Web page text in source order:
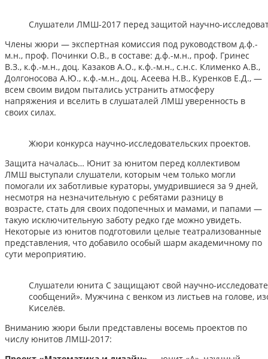
Слушатели ЛМШ-2017 перед защитой научно-
Члены жюри — экспертная комиссия под руководством д.ф.-
м.н., проф. Починки О.В., в составе: д.ф.-м.н., проф. Гринес
В.З., к.ф.-м.н., доц. Казаков А.О., к.ф.-м.н., с.н.с. Клименко А.В.,
Долгоносова А.Ю., к.ф.-м.н., доц. Асеева Н.В., Куренков Е.Д., —
всем своим видом пытались устранить атмосферу
напряжения и вселить в слушаталей ЛМШ уверенность в
своих силах.
Жюри конкурса научно-исследовательских проектов.
Защита началась… Юнит за юнитом перед коллективом
ЛМШ выступали слушатели, которым чем только могли
помогали их заботливые кураторы, умудрившиеся за 9 дней,
несмотря на незначительную с ребятами разницу в
возрасте, стать для своих подопечных и мамами, и папами —
такую исключительную заботу редко где можно увидеть.
Некоторые из юнитов подготовили целые театрализованные
представления, что добавило особый шарм академичному по
сути мероприятию.
Слушатели юнита С защищают свой научно-
сообщений». Мужчина с венком из листьев на голове,
Киселёв.
Вниманию жюри были представлены восемь проектов по
числу юнитов ЛМШ-2017: